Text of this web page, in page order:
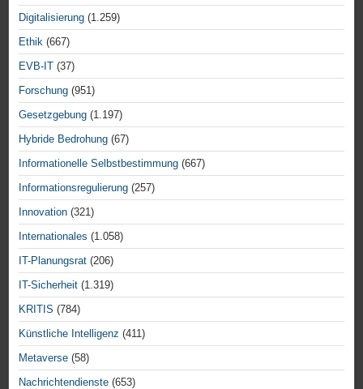
Digitalisierung (1.259)
Ethik (667)
EVB-IT (37)
Forschung (951)
Gesetzgebung (1.197)
Hybride Bedrohung (67)
Informationelle Selbstbestimmung (667)
Informationsregulierung (257)
Innovation (321)
Internationales (1.058)
IT-Planungsrat (206)
IT-Sicherheit (1.319)
KRITIS (784)
Künstliche Intelligenz (411)
Metaverse (58)
Nachrichtendienste (653)